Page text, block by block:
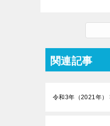
関連記事
令和3年（2021年